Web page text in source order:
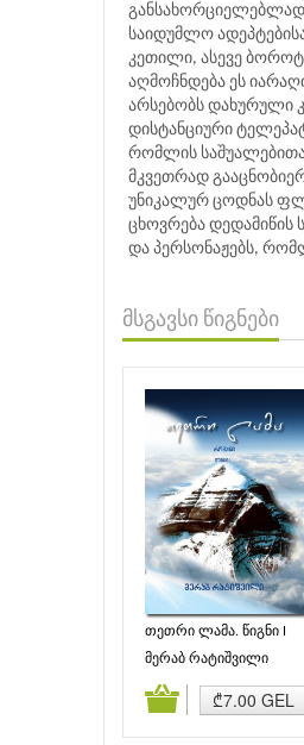
განსახორციელებლად
საიდუმლო
კეთილი, ასევე
აღმოჩნდება ეს
არსებობს დახურული
დისტანციური
რომლის
მკვეთრად
უნიკალურ ცოდნას
ცხოვრება დედამიწის
და პერსონაჟებს,
მსგავსი წიგნები
თეთრი ლამა. წიგნი I
მერაბ რატიშვილი
₾7.00 GEL
კალათაში დამატება